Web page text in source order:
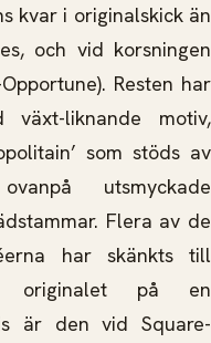
kvar i originalskick än
och vid korsningen
Resten har
liknande motiv,
som stöds av
utsmyckade
Flera av de
har skänkts till
originalet på en
är den vid Square-